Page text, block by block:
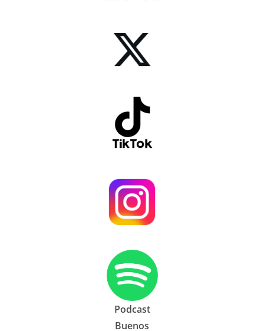
Podcast
Buenos